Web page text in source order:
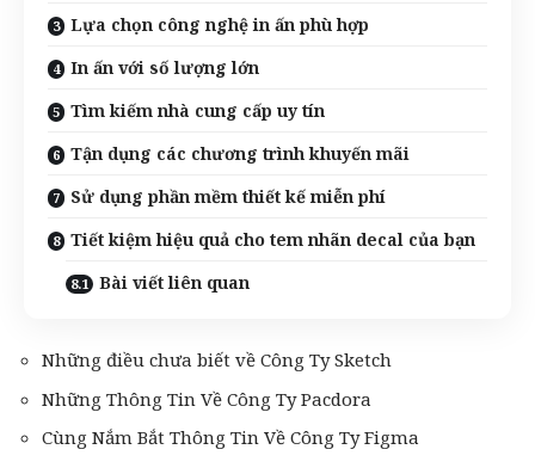
Lựa chọn công nghệ in ấn phù hợp
In ấn với số lượng lớn
Tìm kiếm nhà cung cấp uy tín
Tận dụng các chương trình khuyến mãi
Sử dụng phần mềm thiết kế miễn phí
Tiết kiệm hiệu quả cho tem nhãn decal của bạn
Bài viết liên quan
Những điều chưa biết về Công Ty Sketch
Những Thông Tin Về Công Ty Pacdora
Cùng Nắm Bắt Thông Tin Về Công Ty Figma